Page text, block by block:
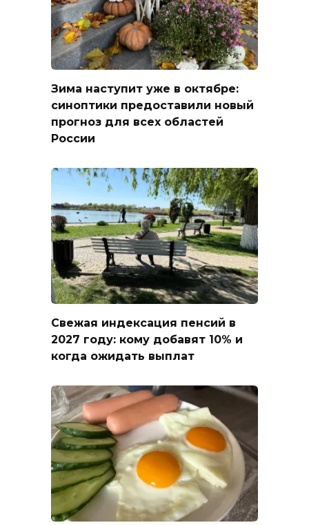
Зима наступит уже в октябре:
синоптики предоставили новый
прогноз для всех областей
России
Свежая индексация пенсий в
2027 году: кому добавят 10% и
когда ожидать выплат